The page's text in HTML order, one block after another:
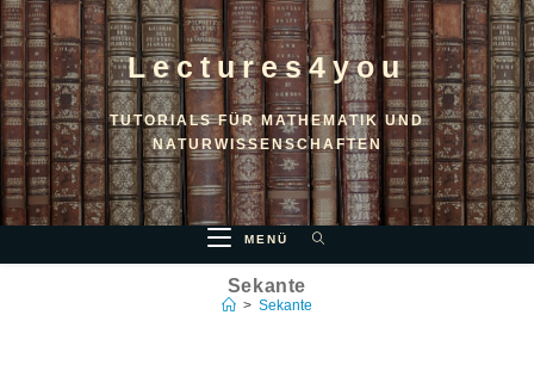
Lectures4you
TUTORIALS FÜR MATHEMATIK UND
NATURWISSENSCHAFTEN
MENÜ
Sekante
> Sekante